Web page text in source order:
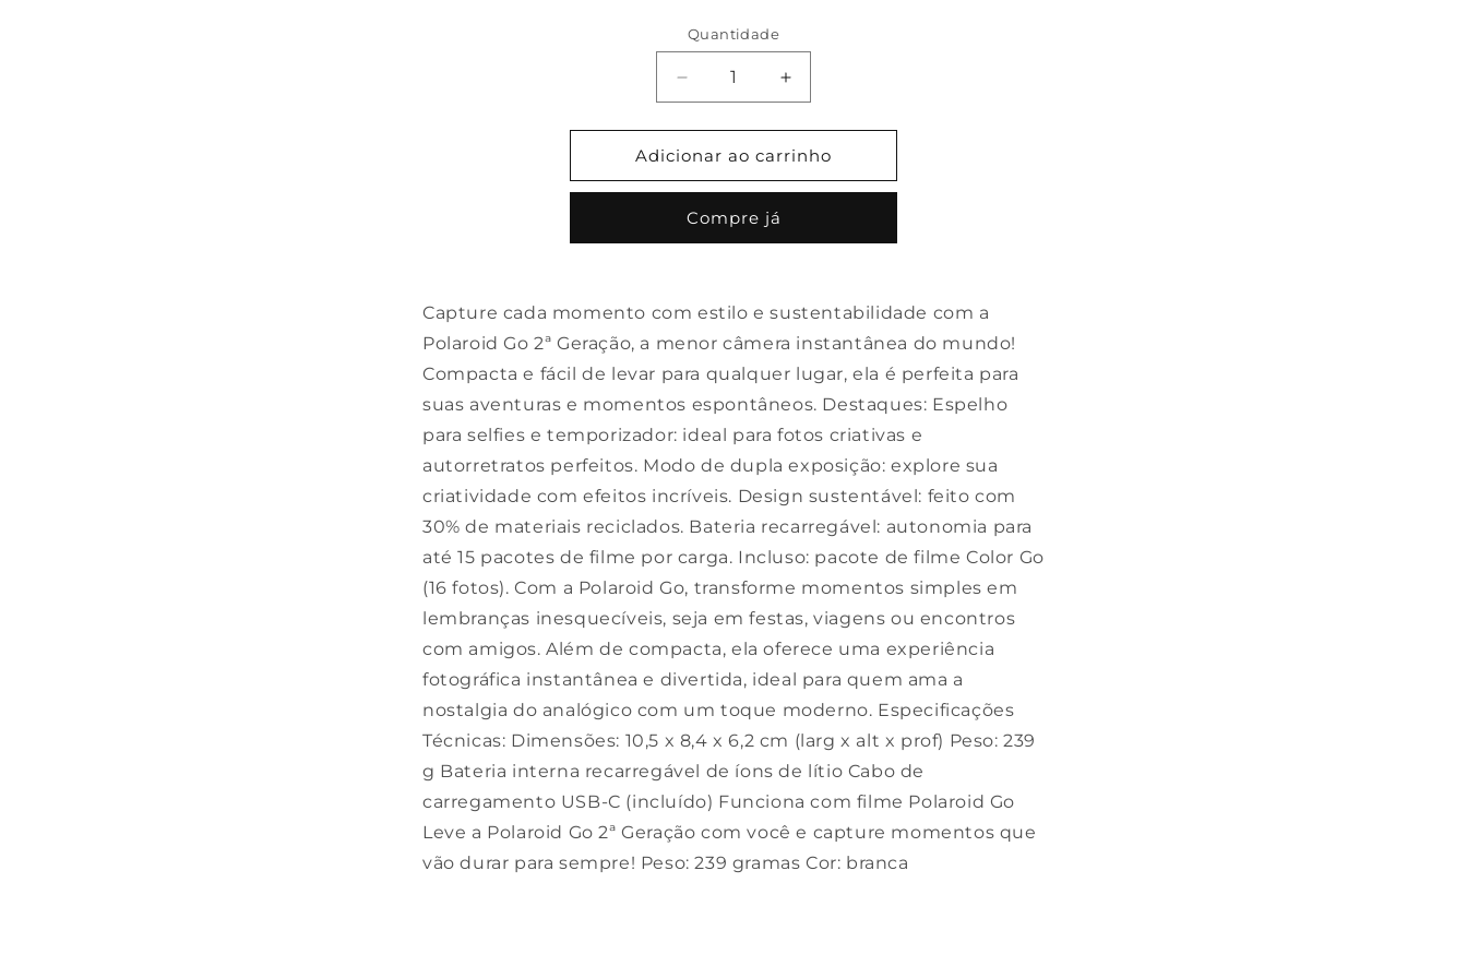
Quantidade
Diminuir
a
quantidade
de
Câmera
Polaroid
Go
Sustentável
Com
Incluso
Aumentar
a
quantidade
de
Câmera
Go
Sustentável
Com
Filme
Incluso
Adicionar ao carrinho
Compre já
Capture cada momento com estilo e sustentabilidade com a
Polaroid Go 2ª Geração, a menor câmera instantânea do mundo!
Compacta e fácil de levar para qualquer lugar, ela é perfeita para
suas aventuras e momentos espontâneos. Destaques: Espelho
para selfies e temporizador: ideal para fotos criativas e
autorretratos perfeitos. Modo de dupla exposição: explore sua
criatividade com efeitos incríveis. Design sustentável: feito com
30% de materiais reciclados. Bateria recarregável: autonomia para
até 15 pacotes de filme por carga. Incluso: pacote de filme Color Go
(16 fotos). Com a Polaroid Go, transforme momentos simples em
lembranças inesquecíveis, seja em festas, viagens ou encontros
com amigos. Além de compacta, ela oferece uma experiência
fotográfica instantânea e divertida, ideal para quem ama a
nostalgia do analógico com um toque moderno. Especificações
Técnicas: Dimensões: 10,5 x 8,4 x 6,2 cm (larg x alt x prof) Peso: 239
g Bateria interna recarregável de íons de lítio Cabo de
carregamento USB-C (incluído) Funciona com filme Polaroid Go
Leve a Polaroid Go 2ª Geração com você e capture momentos que
vão durar para sempre! Peso: 239 gramas Cor: branca